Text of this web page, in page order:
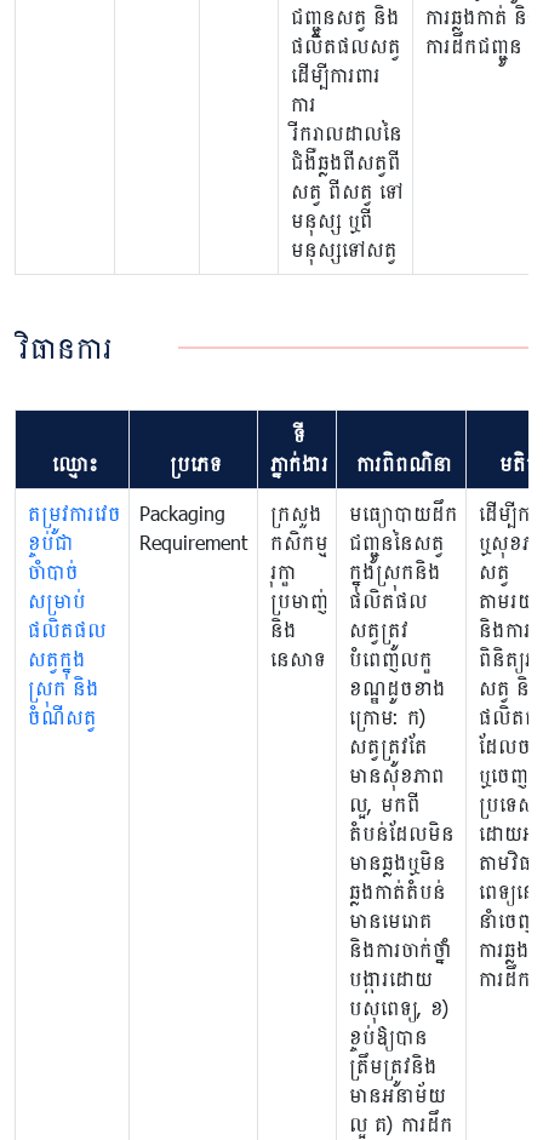
ជញ្ជូនសត្វ និង
ផលិតផលសត្វ
ដើម្បីការពារ
ការ
រីករាលដាលនៃ
ជំងឺឆ្លងពីសត្វពី
សត្វ ពីសត្វ ទៅ
មនុស្ស ឬពី
មនុស្សទៅសត្វ
ការឆ្លងកាត់ និង
ការដឹកជញ្ជូន
វិធានការ
ឈ្មោះ ប្រភេទ
ទី
ភ្នាក់ងារ
ការពិពណ៌នា មតិ
តម្រូវការវេច
ខ្ចប់ជា
ចាំបាច់
សម្រាប់
ផលិតផល
សត្វក្នុង
ស្រុក និង
ចំណីសត្វ
Packaging
Requirement
ក្រសួង
កសិកម្ម
រុក្ខា
ប្រមាញ់
និង
នេសាទ
មធ្យោបាយដឹក
ជញ្ជូននៃសត្វ
ក្នុងស្រុកនិង
ផលិតផល
សត្វត្រូវ
បំពេញលក្ខ
ខណ្ឌដូចខាង
ក្រោម: ក)
សត្វត្រូវតែ
មានសុខភាព
ល្អ, មកពី
តំបន់ដែលមិន
មានឆ្លងឬមិន
ឆ្លងកាត់តំបន់
មានមេរោគ
និងការចាក់ថ្នាំ
បង្ការដោយ
បសុពេទ្យ, ខ)
ខ្ចប់ឱ្យបាន
ត្រឹមត្រូវនិង
មានអនាម័យ
ល្អ គ) ការដឹក
ដើម្បីកា
ឬសុខភ
សត្វ
តាមរយ
និងការ
ពិនិត្យ
សត្វ និង
ផលិតផ
ដែលចរ
ឬចេញពី
ប្រទេស
ដោយអ
តាមវិធ
ពេទ្យន
នាំចេ
ការឆ្លង
ការដឹក